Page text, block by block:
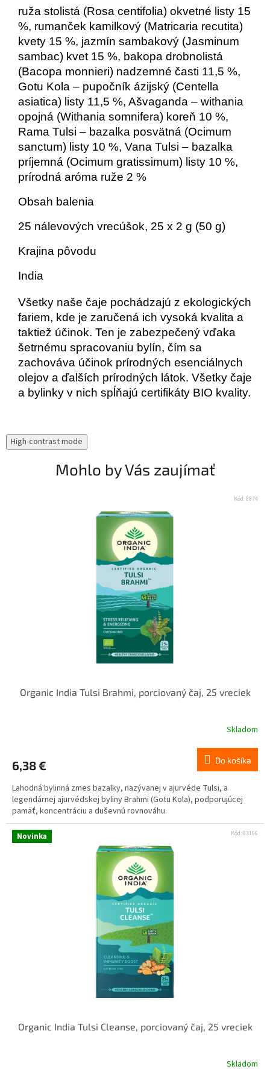
ruža stolistá (Rosa centifolia) okvetné listy 15
%, rumanček kamilkový (Matricaria recutita)
kvety 15 %, jazmín sambakový (Jasminum
sambac) kvet 15 %, bakopa drobnolistá
(Bacopa monnieri) nadzemné časti 11,5 %,
Gotu Kola – pupočník ázijský (Centella
asiatica) listy 11,5 %, Ašvaganda – withania
opojná (Withania somnifera) koreň 10 %,
Rama Tulsi – bazalka posvätná (Ocimum
sanctum) listy 10 %, Vana Tulsi – bazalka
príjemná (Ocimum gratissimum) listy 10 %,
prírodná aróma ruže 2 %
Obsah balenia
25 nálevových vrecúšok, 25 x 2 g (50 g)
Krajina pôvodu
India
Všetky naše čaje pochádzajú z ekologických
fariem, kde je zaručená ich vysoká kvalita a
taktiež účinok. Ten je zabezpečený vďaka
šetrnému spracovaniu bylín, čím sa
zachováva účinok prírodných esenciálnych
olejov a ďalších prírodných látok. Všetky čaje
a bylinky v nich spĺňajú certifikáty BIO kvality.
High-contrast mode
Mohlo by Vás zaujímať
Organic India Tulsi Brahmi, porciovaný čaj, 25 vreciek
Skladom
6,38 € Do košíka
Lahodná bylinná zmes bazalky, nazývanej v ajurvéde Tulsi, a
legendárnej ajurvédskej byliny Brahmi (Gotu Kola), podporujúcej
pamäť, koncentráciu a duševnú rovnováhu.
Kód:8874
Novinka
Organic India Tulsi Cleanse, porciovaný čaj, 25 vreciek
Skladom
Kód:83196